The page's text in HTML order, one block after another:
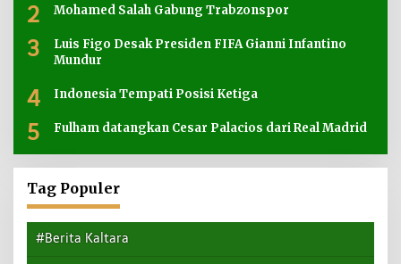
2 Mohamed Salah Gabung Trabzonspor
3
Luis Figo Desak Presiden FIFA Gianni Infantino
Mundur
4 Indonesia Tempati Posisi Ketiga
5 Fulham datangkan Cesar Palacios dari Real Madrid
Tag Populer
#Berita Kaltara